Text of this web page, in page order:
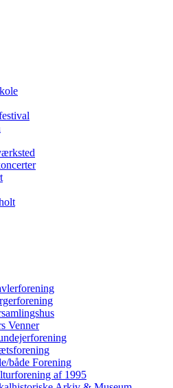
Venner
både Forening
af 1995